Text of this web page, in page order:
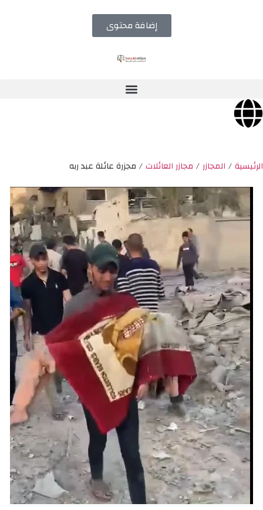
إضافة محتوى
الرئيسية/ المجازر/ مجازر العائلات/ مجزرة عائلة عبد ربه